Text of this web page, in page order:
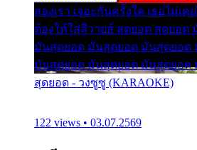
สองเรา เจอะกันครั้งใด เธอไม่เ
ต้องให้ใส่ลีวายส์ สุดยอด สุดยอ
มันสุดยอด มันสุดยอด มันสุดยอด
มันสุดยอด มันสุดยอด มันสุดยอด
สุดยอด - วงซูซู (KARAOKE)
122 views • 03.07.2569